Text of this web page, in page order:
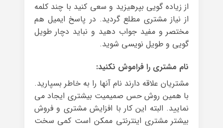
از زیاده گویی بپرهیزید و سعی کنید با چند کلمه
از نیاز مشتری مطلع گردید. در پاسخ ایمیل هم
مختصر و مفید جواب دهید و نباید دچار طویل
گویی و طویل نویسی شوید.
نام مشتری را فراموش نکنید:
مشتریان علاقه دارند نام آنها را به خاطر بسپارید.
با همین روش حس صمیمیت بیشتری ایجاد می
نمایید. البته این کار با افزایش مشتری و فروش
بیشتر مشتری اینترنتی ممکن است کمی سخت